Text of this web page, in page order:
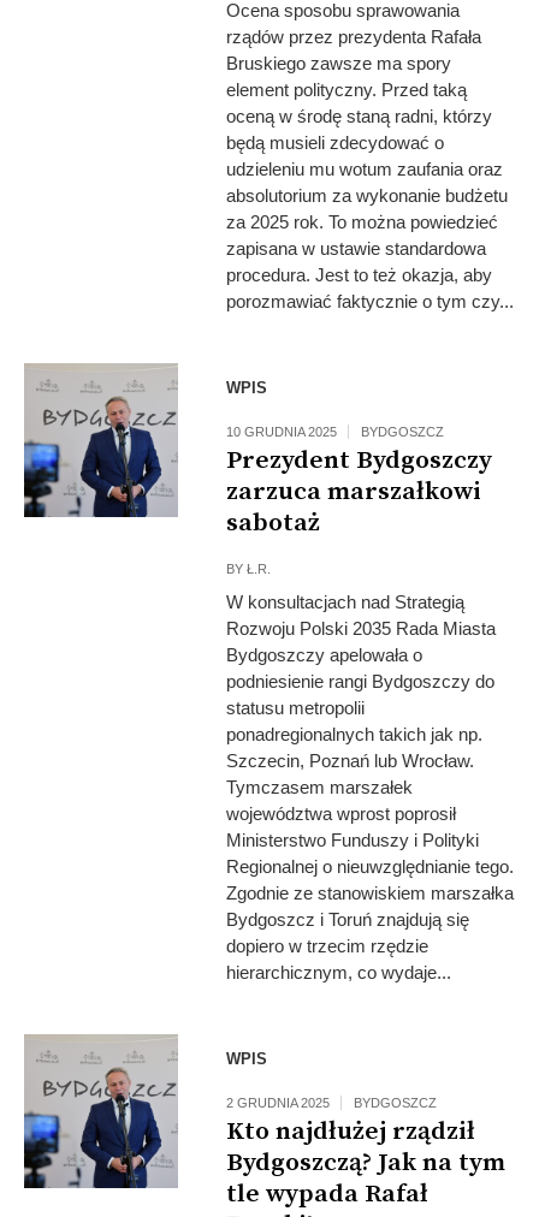
Ocena sposobu sprawowania
rządów przez prezydenta Rafała
Bruskiego zawsze ma spory
element polityczny. Przed taką
oceną w środę staną radni, którzy
będą musieli zdecydować o
udzieleniu mu wotum zaufania oraz
absolutorium za wykonanie budżetu
za 2025 rok. To można powiedzieć
zapisana w ustawie standardowa
procedura. Jest to też okazja, aby
porozmawiać faktycznie o tym czy...
Fot: UMB
WPIS
10 GRUDNIA 2025 BYDGOSZCZ
Prezydent Bydgoszczy
zarzuca marszałkowi
sabotaż
BYŁ.R.
W konsultacjach nad Strategią
Rozwoju Polski 2035 Rada Miasta
Bydgoszczy apelowała o
podniesienie rangi Bydgoszczy do
statusu metropolii
ponadregionalnych takich jak np.
Szczecin, Poznań lub Wrocław.
Tymczasem marszałek
województwa wprost poprosił
Ministerstwo Funduszy i Polityki
Regionalnej o nieuwzględnianie tego.
Zgodnie ze stanowiskiem marszałka
Bydgoszcz i Toruń znajdują się
dopiero w trzecim rzędzie
hierarchicznym, co wydaje...
Fot: UMB
WPIS
2 GRUDNIA 2025 BYDGOSZCZ
Kto najdłużej rządził
Bydgoszczą? Jak na tym
tle wypada Rafał